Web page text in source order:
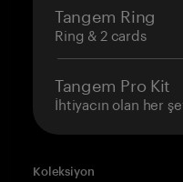
Tangem Ring
Ring & 2 cards
Tangem Pro Kit
İhtiyacın olan her
Koleksiyon